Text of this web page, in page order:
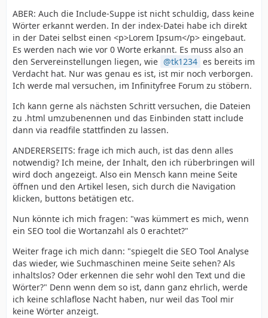
ABER: Auch die Include-Suppe ist nicht schuldig, dass keine
Wörter erkannt werden. In der index-Datei habe ich direkt
in der Datei selbst einen <p>Lorem Ipsum</p> eingebaut.
Es werden nach wie vor 0 Worte erkannt. Es muss also an
den Servereinstellungen liegen, wie
tk1234 es bereits im
Verdacht hat. Nur was genau es ist, ist mir noch verborgen.
Ich werde mal versuchen, im Infinityfree Forum zu stöbern.
Ich kann gerne als nächsten Schritt versuchen, die Dateien
zu .html umzubenennen und das Einbinden statt include
dann via readfile stattfinden zu lassen.
ANDERERSEITS: frage ich mich auch, ist das denn alles
notwendig? Ich meine, der Inhalt, den ich rüberbringen will
wird doch angezeigt. Also ein Mensch kann meine Seite
öffnen und den Artikel lesen, sich durch die Navigation
klicken, buttons betätigen etc.
Nun könnte ich mich fragen: "was kümmert es mich, wenn
ein SEO tool die Wortanzahl als 0 erachtet?"
Weiter frage ich mich dann: "spiegelt die SEO Tool Analyse
das wieder, wie Suchmaschinen meine Seite sehen? Als
inhaltslos? Oder erkennen die sehr wohl den Text und die
Wörter?" Denn wenn dem so ist, dann ganz ehrlich, werde
ich keine schlaflose Nacht haben, nur weil das Tool mir
keine Wörter anzeigt.